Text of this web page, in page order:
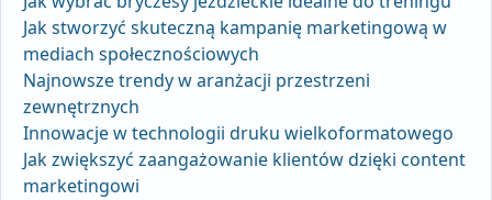
Jak stworzyć skuteczną kampanię marketingową w
mediach społecznościowych
Najnowsze trendy w aranżacji przestrzeni
zewnętrznych
Innowacje w technologii druku wielkoformatowego
Jak zwiększyć zaangażowanie klientów dzięki content
marketingowi